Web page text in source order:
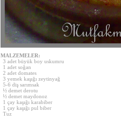
MALZEMELER:
3 adet büyük boy uskumru
1 adet soğan
2 adet domates
3 yemek kaşığı zeytinyağ
5-6 diş sarımsak
½ demet derotu
½ demet maydonoz
1 çay kaşığı karabiber
1 çay kaşığı pul biber
Tuz